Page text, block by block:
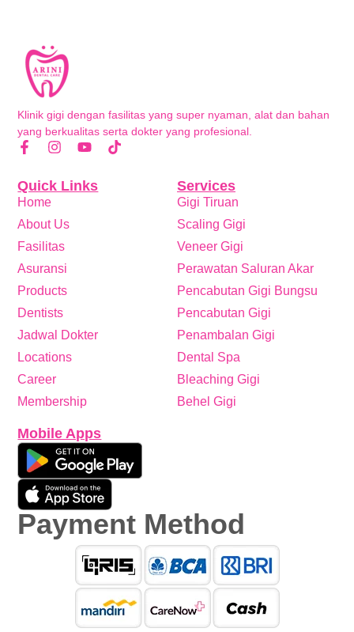
Klinik gigi dengan fasilitas yang super nyaman, alat dan bahan
yang berkualitas serta dokter yang profesional.
Services
Gigi Tiruan
Scaling Gigi
Veneer Gigi
Perawatan Saluran Akar
Pencabutan Gigi Bungsu
Pencabutan Gigi
Penambalan Gigi
Dental Spa
Bleaching Gigi
Behel Gigi
Quick Links
Home
About Us
Fasilitas
Asuransi
Products
Dentists
Jadwal Dokter
Locations
Career
Membership
Mobile Apps
Payment Method